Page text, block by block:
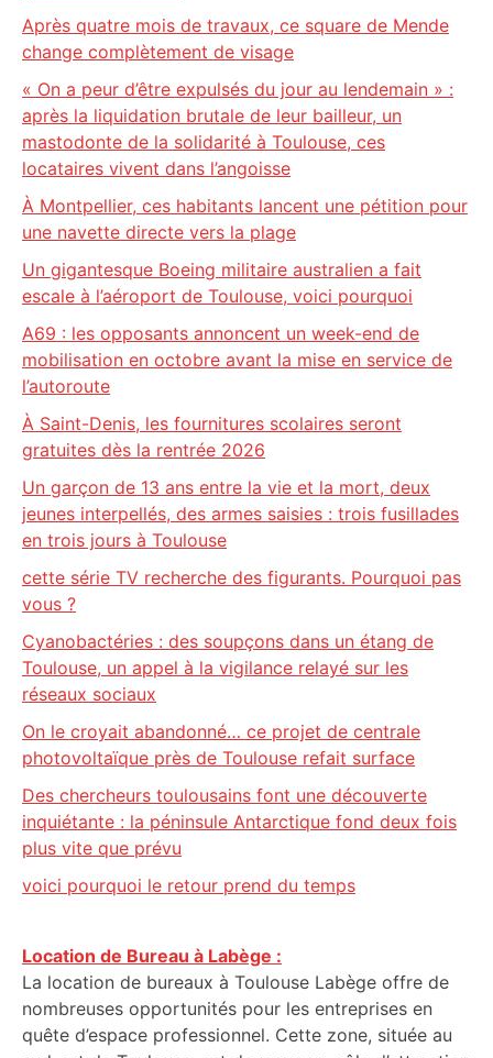
Après quatre mois de travaux, ce square de Mende
change complètement de visage
« On a peur d’être expulsés du jour au lendemain » :
après la liquidation brutale de leur bailleur, un
mastodonte de la solidarité à Toulouse, ces
locataires vivent dans l’angoisse
À Montpellier, ces habitants lancent une pétition pour
une navette directe vers la plage
Un gigantesque Boeing militaire australien a fait
escale à l’aéroport de Toulouse, voici pourquoi
A69 : les opposants annoncent un week-end de
mobilisation en octobre avant la mise en service de
l’autoroute
À Saint-Denis, les fournitures scolaires seront
gratuites dès la rentrée 2026
Un garçon de 13 ans entre la vie et la mort, deux
jeunes interpellés, des armes saisies : trois fusillades
en trois jours à Toulouse
cette série TV recherche des figurants. Pourquoi pas
vous ?
Cyanobactéries : des soupçons dans un étang de
Toulouse, un appel à la vigilance relayé sur les
réseaux sociaux
On le croyait abandonné… ce projet de centrale
photovoltaïque près de Toulouse refait surface
Des chercheurs toulousains font une découverte
inquiétante : la péninsule Antarctique fond deux fois
plus vite que prévu
voici pourquoi le retour prend du temps
Location de Bureau à Labège :
La location de bureaux à Toulouse Labège offre de
nombreuses opportunités pour les entreprises en
quête d’espace professionnel. Cette zone, située au